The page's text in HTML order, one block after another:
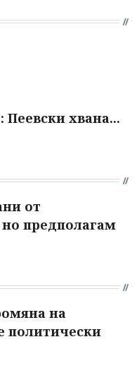
хвана...
от
но предполагам
на
политически